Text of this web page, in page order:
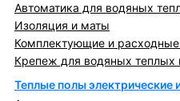
Автоматика для водяных
Изоляция и маты
Комплектующие и
Крепеж для водяных теплых
Теплые полы электрические